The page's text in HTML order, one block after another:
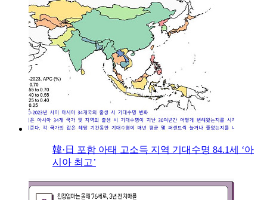
韓·日 포함 아태 고소득 지역 기대수명 84.1세 ‘아
시아 최고’